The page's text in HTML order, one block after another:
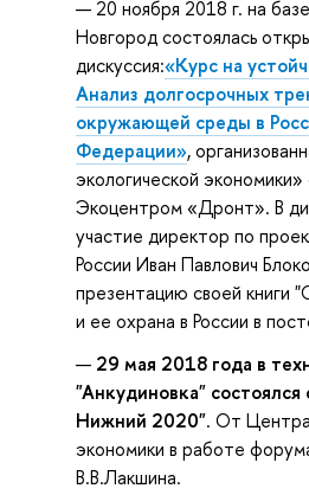
20 ноября 2018 г. на
Новгород состоялась
дискуссия:«Курс на
Анализ долгосрочных
окружающей среды в
Федерации»,
экологической
Экоцентром «Дронт». В
участие директор по
России Иван Павлович
презентацию своей книги
и ее охрана в России в
29 мая 2018 года в
"Анкудиновка"
Нижний 2020". От Центра
экономики в работе
В.В.Лакшина.